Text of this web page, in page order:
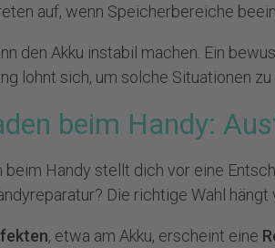
auf, wenn Speicherbereiche
den Akku instabil machen. Ein
lohnt sich, um solche Situationen zu
beim Handy:
beim Handy stellt dich vor eine
Die richtige Wahl hängt
, etwa am Akku, erscheint eine